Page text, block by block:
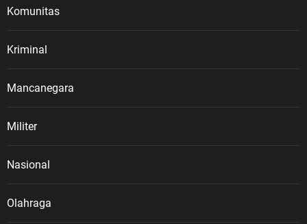
Komunitas
Kriminal
Mancanegara
Militer
Nasional
Olahraga